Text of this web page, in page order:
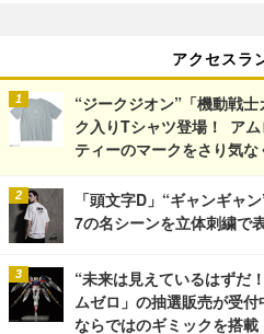
アクセスラ
“ジークジオン”「機動戦
ク入りTシャツ登場！ ア
ティーのマークをさり気な
「頭文字D」“ギャンギャ
7の名シーンを立体刺繍で
“未来は見えているはずだ
ムゼロ」の抽選販売が受
ならではのギミックを搭載